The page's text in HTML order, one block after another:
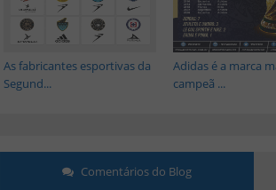
Adidas é a marca
campeã ...
As fabricantes esportivas da
Segund...
Comentários do Blog